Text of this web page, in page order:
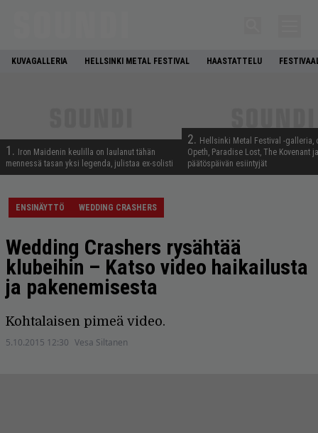
KUVAGALLERIA HELLSINKI METAL FESTIVAL HAASTATTELU
1.
Iron Maidenin keulilla on laulanut tähän
mennessä tasan yksi legenda, julistaa ex-solisti
2. Hellsinki Metal Festival -galleria,
Opeth, Paradise Lost, The Kovenant
päätöspäivän esiintyjät
ENSINÄYTTÖ WEDDING CRASHERS
Wedding Crashers rysähtää
klubeihin – Katso video haikailusta
ja pakenemisesta
Kohtalaisen pimeä video.
5.10.2015 12:30 Vesa Siltanen